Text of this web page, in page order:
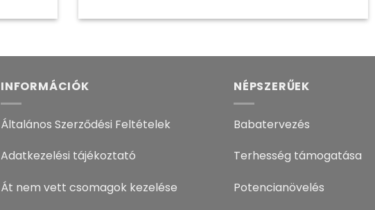
INFORMÁCIÓK
Általános Szerződési Feltételek
Adatkezelési tájékoztató
Át nem vett csomagok kezelése
NÉPSZERŰEK
Babatervezés
Terhesség támogatása
Potencianövelés